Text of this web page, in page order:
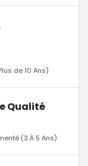
de 10 Ans)
Qualité
(3 À 5 Ans)